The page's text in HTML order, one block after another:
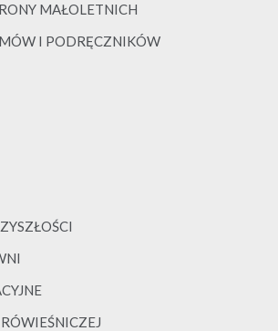
MAŁOLETNICH
I PODRĘCZNIKÓW